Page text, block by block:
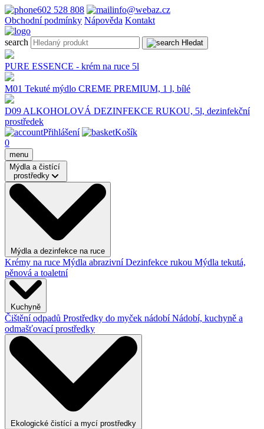
602 528 808
info@webaz.cz
Obchodní podmínky Nápověda Kontakt
search Hledat
PURE ESSENCE - krém na ruce 5l
M01 Tekuté mýdlo CREME PREMIUM, 1 l, bílé
D09 ALKOHOLOVÁ DEZINFEKCE RUKOU, 5l, dezinfekční
prostředek
Přihlášení
Košík
0
menu
Mýdla a čistící
prostředky
Mýdla a dezinfekce na ruce
Krémy na ruce Mýdla abrazivníDezinfekce rukou Mýdla tekutá,
pěnová a toaletní
Kuchyně
Čištění odpadů Prostředky do myček nádobíNádobí, kuchyně a
odmašťovací prostředky
Ekologické čistící a mycí prostředky